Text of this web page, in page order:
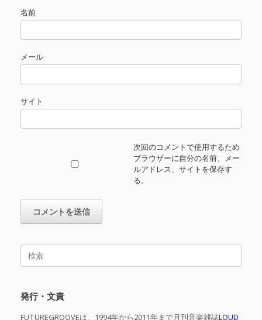
名前
メール
サイト
次回のコメントで使用するため
ブラウザーに自分の名前、メー
ルアドレス、サイトを保存す
る。
検
発行・文責
FUTUREGROOVEは、1994年から2011年まで月刊音楽雑誌LOUD